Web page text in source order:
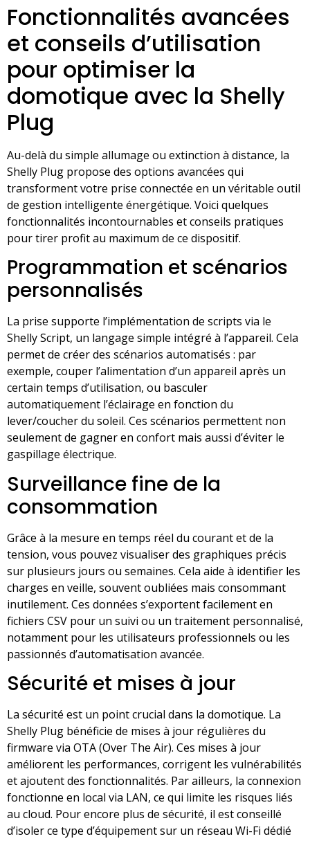
Fonctionnalités avancées
et conseils d’utilisation
pour optimiser la
domotique avec la Shelly
Plug
Au-delà du simple allumage ou extinction à distance, la
Shelly Plug propose des options avancées qui
transforment votre prise connectée en un véritable outil
de gestion intelligente énergétique. Voici quelques
fonctionnalités incontournables et conseils pratiques
pour tirer profit au maximum de ce dispositif.
Programmation et scénarios
personnalisés
La prise supporte l’implémentation de scripts via le
Shelly Script, un langage simple intégré à l’appareil. Cela
permet de créer des scénarios automatisés : par
exemple, couper l’alimentation d’un appareil après un
certain temps d’utilisation, ou basculer
automatiquement l’éclairage en fonction du
lever/coucher du soleil. Ces scénarios permettent non
seulement de gagner en confort mais aussi d’éviter le
gaspillage électrique.
Surveillance fine de la
consommation
Grâce à la mesure en temps réel du courant et de la
tension, vous pouvez visualiser des graphiques précis
sur plusieurs jours ou semaines. Cela aide à identifier les
charges en veille, souvent oubliées mais consommant
inutilement. Ces données s’exportent facilement en
fichiers CSV pour un suivi ou un traitement personnalisé,
notamment pour les utilisateurs professionnels ou les
passionnés d’automatisation avancée.
Sécurité et mises à jour
La sécurité est un point crucial dans la domotique. La
Shelly Plug bénéficie de mises à jour régulières du
firmware via OTA (Over The Air). Ces mises à jour
améliorent les performances, corrigent les vulnérabilités
et ajoutent des fonctionnalités. Par ailleurs, la connexion
fonctionne en local via LAN, ce qui limite les risques liés
au cloud. Pour encore plus de sécurité, il est conseillé
d’isoler ce type d’équipement sur un réseau Wi-Fi dédié